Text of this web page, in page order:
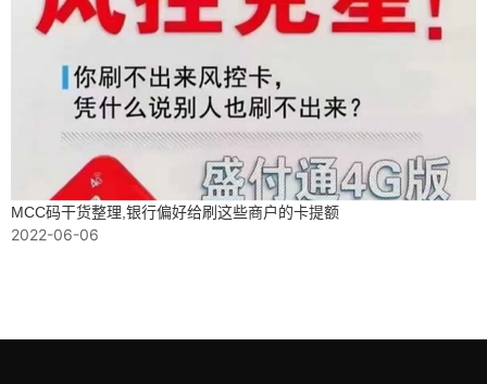
MCC码干货整理,银行偏好给刷这些商户的卡提额
2022-06-06